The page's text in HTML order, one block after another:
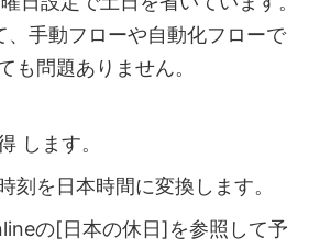
、手動フローや自動化フローで
も問題ありません。
します。
刻を日本時間に変換します。
の[日本の休日]を参照して予